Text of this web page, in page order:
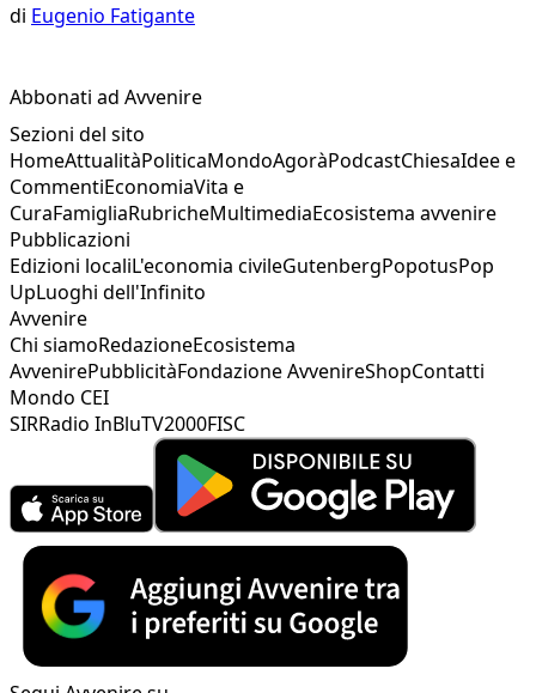
di Eugenio Fatigante
Abbonati ad Avvenire
Sezioni del sito
HomeAttualitàPoliticaMondoAgoràPodcastChiesaIdee e
CommentiEconomiaVita e
CuraFamigliaRubricheMultimediaEcosistema avvenire
Pubblicazioni
Edizioni localiL'economia civileGutenbergPopotusPop
UpLuoghi dell'Infinito
Avvenire
Chi siamoRedazioneEcosistema
AvvenirePubblicitàFondazione AvvenireShopContatti
Mondo CEI
SIRRadio InBluTV2000FISC